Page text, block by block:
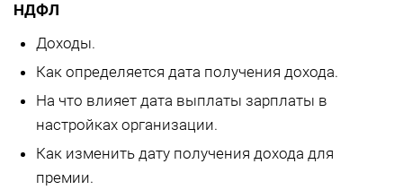
НДФЛ
Доходы.
Как определяется дата получения дохода.
На что влияет дата выплаты зарплаты в
настройках организации.
Как изменить дату получения дохода для
премии.